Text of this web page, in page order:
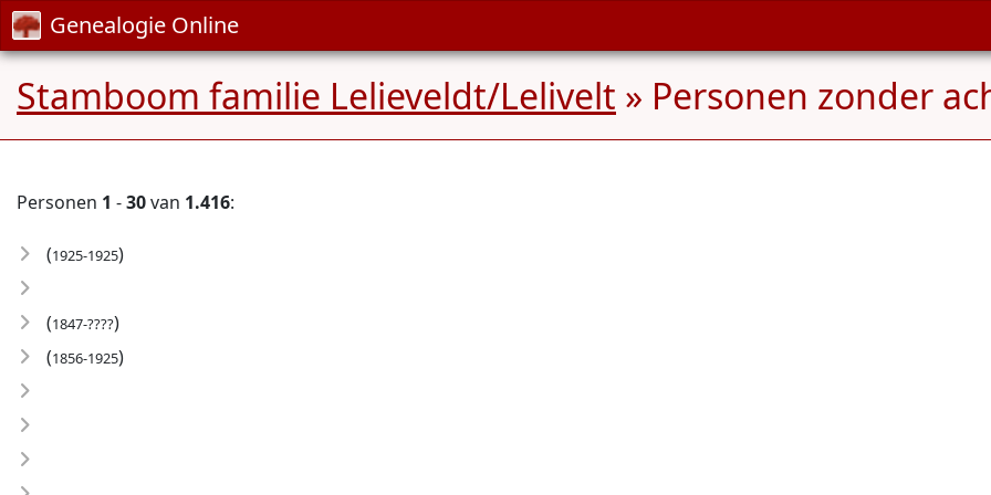
Genealogie Online
Stamboom familie Lelieveldt/Lelivelt » Personen zonder
Personen 1 -30van 1.416:
(1925-1925)
(1847-????)
(1856-1925)